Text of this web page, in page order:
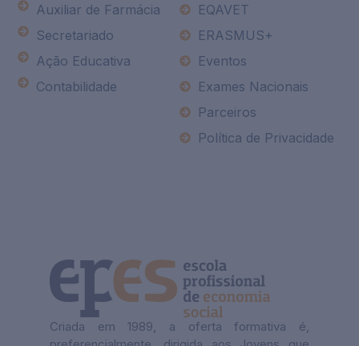
Criada em 1989, a oferta formativa é,
EQAVET
ERASMUS+
Eventos
Exames Nacionais
Parceiros
Política de Privacidade
Auxiliar de Farmácia
Secretariado
Ação Educativa
Contabilidade